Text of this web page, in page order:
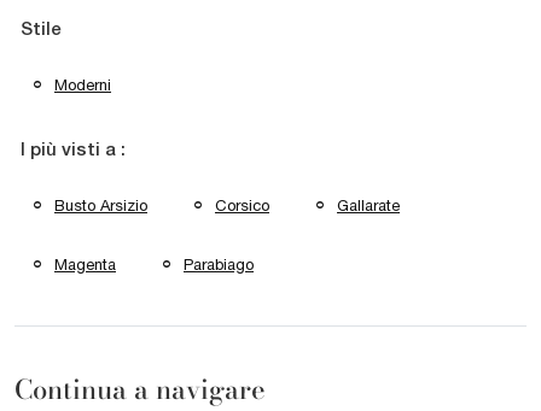
Stile
Moderni
I più visti a :
Busto Arsizio Corsico Gallarate
Magenta Parabiago
Continua a navigare